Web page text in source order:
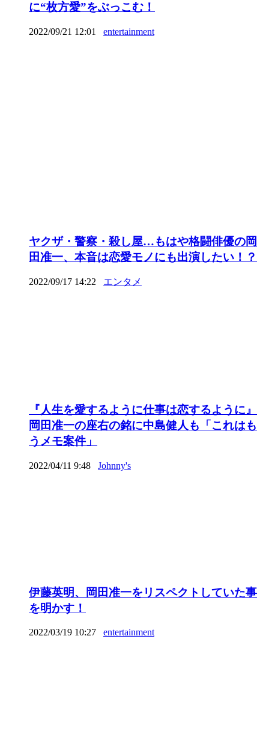
に“枚方愛”をぶっこむ！
2022/09/21 12:01 entertainment
ヤクザ・警察・殺し屋…もはや格闘俳優の岡
田准一、本音は恋愛モノにも出演したい！？
2022/09/17 14:22 エンタメ
『人生を愛するように仕事は恋するように』
岡田准一の座右の銘に中島健人も「これはも
うメモ案件」
2022/04/11 9:48 Johnny's
伊藤英明、岡田准一をリスペクトしていた事
を明かす！
2022/03/19 10:27 entertainment